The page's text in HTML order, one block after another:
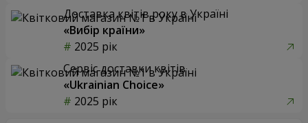
Доставка квітів року в Україні
«Вибір країни»
2025 рік
Сервіс доставки квітів
«Ukrainian Choice»
2025 рік